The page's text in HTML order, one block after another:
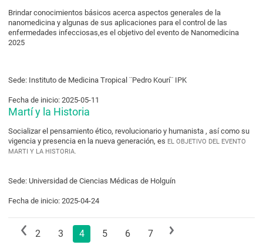
Brindar conocimientos básicos acerca aspectos generales de la
nanomedicina y algunas de sus aplicaciones para el control de las
enfermedades infecciosas,es el objetivo del evento de Nanomedicina
2025
Sede: Instituto de Medicina Tropical ¨Pedro Kourí¨ IPK
Fecha de inicio: 2025-05-11
Martí y la Historia
Socializar el pensamiento ético, revolucionario y humanista , así como su
vigencia y presencia en la nueva generación, es EL OBJETIVO DEL EVENTO
MARTI Y LA HISTORIA.
Sede: Universidad de Ciencias Médicas de Holguín
Fecha de inicio: 2025-04-24
2 3 4 5 6 7